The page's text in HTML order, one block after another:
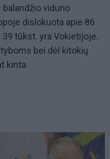
vidurio
dislokuota apie 86
39 tūkst. yra Vokietijoje.
bei dėl kitokių
kinta.